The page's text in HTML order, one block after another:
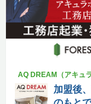
AQ DREAM（アキュ
加盟後